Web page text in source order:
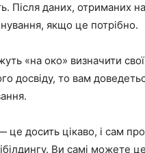
Після даних, отриманих
якщо це потрібно.
«на око» визначити
досвіду, то вам
досить цікаво, і сам
Ви самі можете